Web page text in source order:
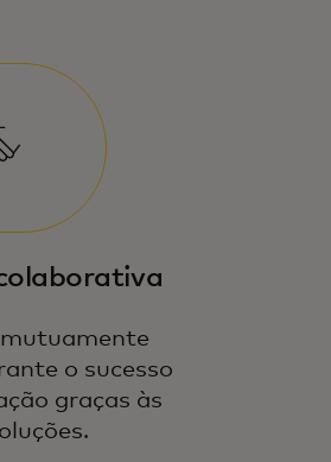
o sucesso
graças às